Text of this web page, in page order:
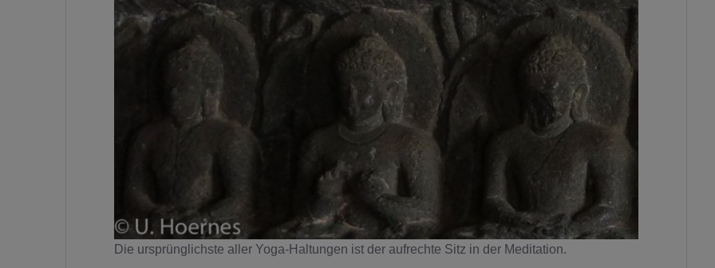
Die ursprünglichste aller Yoga-Haltungen ist der aufrechte Sitz in der Meditation.